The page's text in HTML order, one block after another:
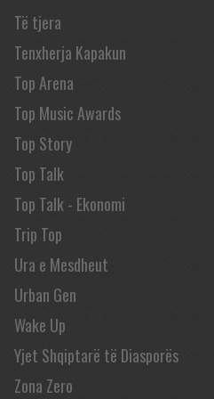
Të tjera
Tenxherja Kapakun
Top Arena
Top Music Awards
Top Story
Top Talk
Top Talk - Ekonomi
Trip Top
Ura e Mesdheut
Urban Gen
Wake Up
Yjet Shqiptarë të Diasporës
Zona Zero